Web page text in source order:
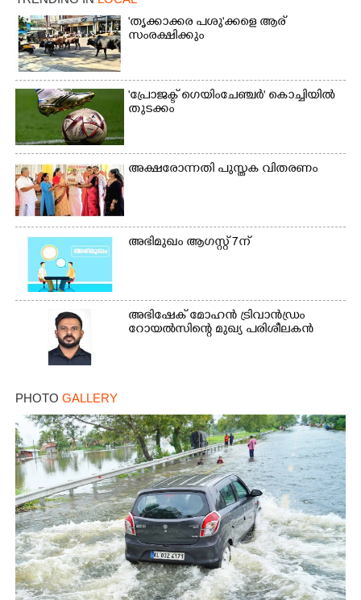
'തൃക്കാക്കര പശു'ക്കളെ ആര്
സംരക്ഷിക്കും
'പ്രോജക്ട് ഗെയിംചേഞ്ചർ' കൊച്ചിയിൽ
തുടക്കം
അക്ഷരോന്നതി പുസ്തക വിതരണം
അഭിമുഖം ആഗസ്റ്റ് 7ന്
അഭിഷേക് മോഹൻ ട്രിവാൻഡ്രം
റോയൽസിന്റെ മുഖ്യ പരിശീലകൻ
PHOTO GALLERY